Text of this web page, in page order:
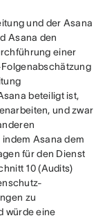
und der Asana
Asana den
einer
beteiligt ist,
und zwar
Asana dem
für den Dienst
10 (Audits)
zu
würde eine